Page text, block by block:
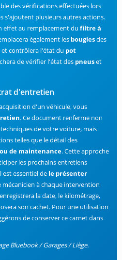
des vérifications effectuées lors
s'ajoutent plusieurs autres actions.
effet au remplacement du filtre à
également les bougiesdes
et contrôlera l'état du pot
de vérifier l'état des pneuset
d'entretien
d'un véhicule, vous
. Ce document renferme non
de votre voiture, mais
telles que le détail des
de maintenance. Cette approche
les prochains entretiens
est essentiel de le présenter
mécanicien à chaque intervention
la date, le kilométrage,
son cachet. Pour une utilisation
de conserver ce carnet dans
Bluebook / Garages / Liège.